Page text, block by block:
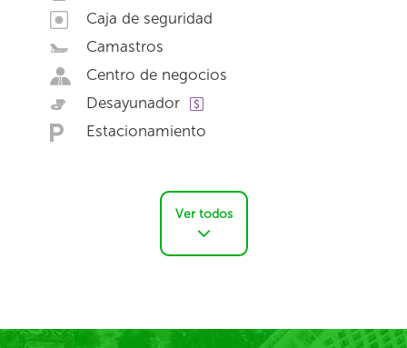
Caja de seguridad
Camastros
Centro de negocios
Desayunador
Estacionamiento
Ver todos